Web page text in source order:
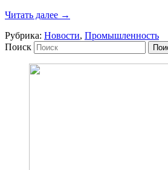
Читать далее →
Рубрика: Новости, Промышленность
Поиск